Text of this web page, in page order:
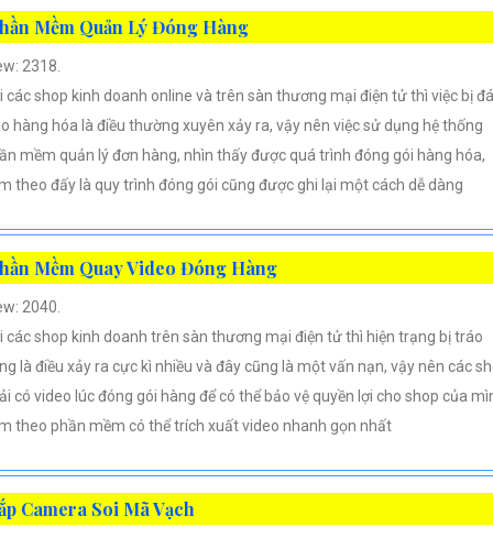
Mềm Quản Lý Đóng Hàng
2318.
các shop kinh doanh online và trên sàn thương mại điện tử thì việc bị
hàng hóa là điều thường xuyên xảy ra, vậy nên việc sử dụng hệ thống
mềm quản lý đơn hàng, nhìn thấy được quá trình đóng gói hàng hóa,
theo đấy là quy trình đóng gói cũng được ghi lại một cách dễ dàng
Mềm Quay Video Đóng Hàng
2040.
các shop kinh doanh trên sàn thương mại điện tử thì hiện trạng bị tráo
là điều xảy ra cực kì nhiều và đây cũng là một vấn nạn, vậy nên các
có video lúc đóng gói hàng để có thể bảo vệ quyền lợi cho shop của
theo phần mềm có thể trích xuất video nhanh gọn nhất
Camera Soi Mã Vạch